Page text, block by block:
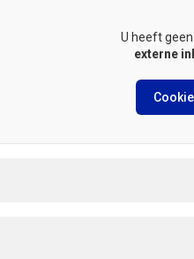
U heeft
externe